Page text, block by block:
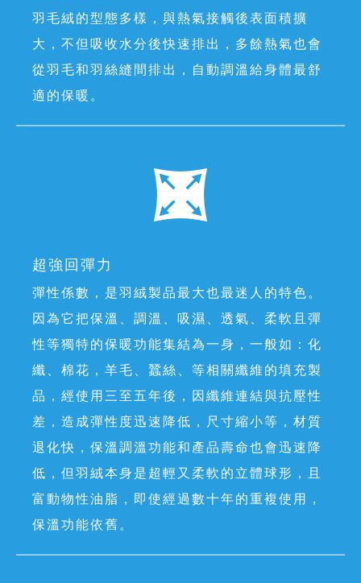
羽毛絨的型態多樣，與熱氣接觸後表面積擴
大，不但吸收水分後快速排出，多餘熱氣也會
從羽毛和羽絲縫間排出，自動調溫給身體最舒
適的保暖。
超強回彈力
彈性係數，是羽絨製品最大也最迷人的特色。
因為它把保溫、調溫、吸濕、透氣、柔軟且彈
性等獨特的保暖功能集結為一身，一般如：化
纖、棉花，羊毛、蠶絲、等相關纖維的填充製
品，經使用三至五年後，因纖維連結與抗壓性
差，造成彈性度迅速降低，尺寸縮小等，材質
退化快，保溫調溫功能和產品壽命也會迅速降
低，但羽絨本身是超輕又柔軟的立體球形，且
富動物性油脂，即使經過數十年的重複使用，
保溫功能依舊。